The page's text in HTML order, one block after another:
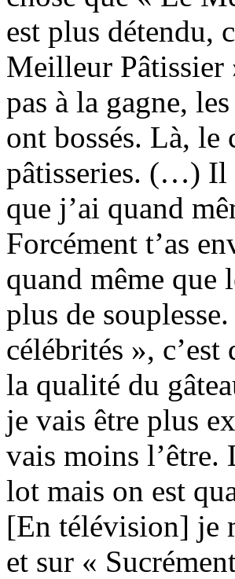
est plus détendu,
Meilleur Pâtissier
pas à la gagne,
ont bossés. Là, le
pâtisseries. (…) Il
que j’ai quand
Forcément t’as
quand même que
plus de
célébrités »,
la qualité du
je vais être plus
vais moins l’être.
lot mais on est
[En télévision] je
et sur «